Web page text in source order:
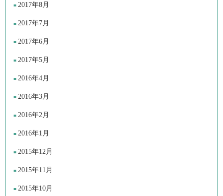
2017年8月
2017年7月
2017年6月
2017年5月
2016年4月
2016年3月
2016年2月
2016年1月
2015年12月
2015年11月
2015年10月